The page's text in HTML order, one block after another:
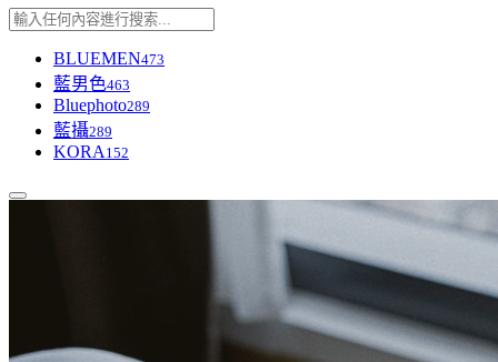
BLUEMEN473
藍男色463
Bluephoto289
藍攝289
KORA 152